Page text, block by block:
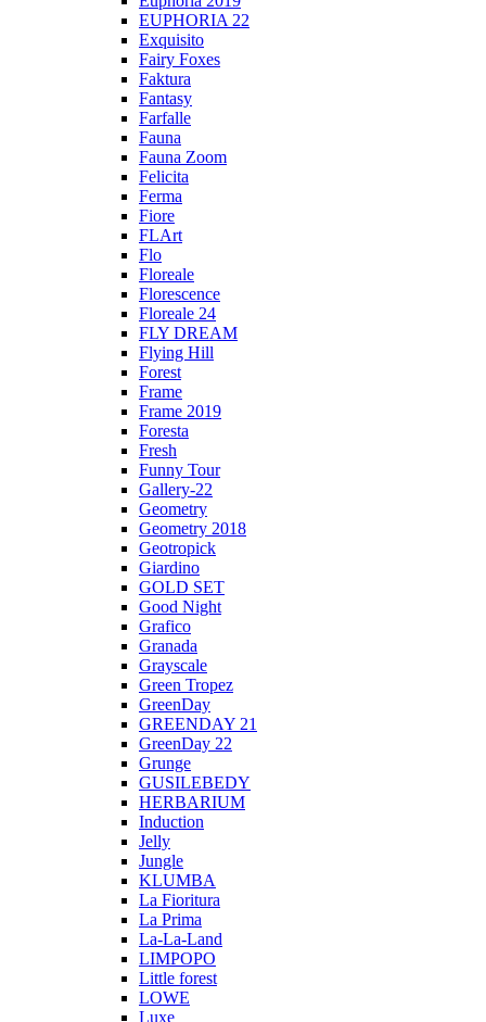
EUPHORIA 22
Exquisito
Fairy Foxes
Faktura
Fantasy
Farfalle
Fauna
Fauna Zoom
Felicita
Ferma
Fiore
FLArt
Flo
Floreale
Florescence
Floreale 24
FLY DREAM
Flying Hill
Forest
Frame
Frame 2019
Foresta
Fresh
Funny Tour
Gallery-22
Geometry
Geometry 2018
Geotropick
Giardino
GOLD SET
Good Night
Grafico
Granada
Grayscale
Green Tropez
GreenDay
GREENDAY 21
GreenDay 22
Grunge
GUSILEBEDY
HERBARIUM
Induction
Jelly
Jungle
KLUMBA
La Fioritura
La Prima
La-La-Land
LIMPOPO
Little forest
LOWE
Luxe